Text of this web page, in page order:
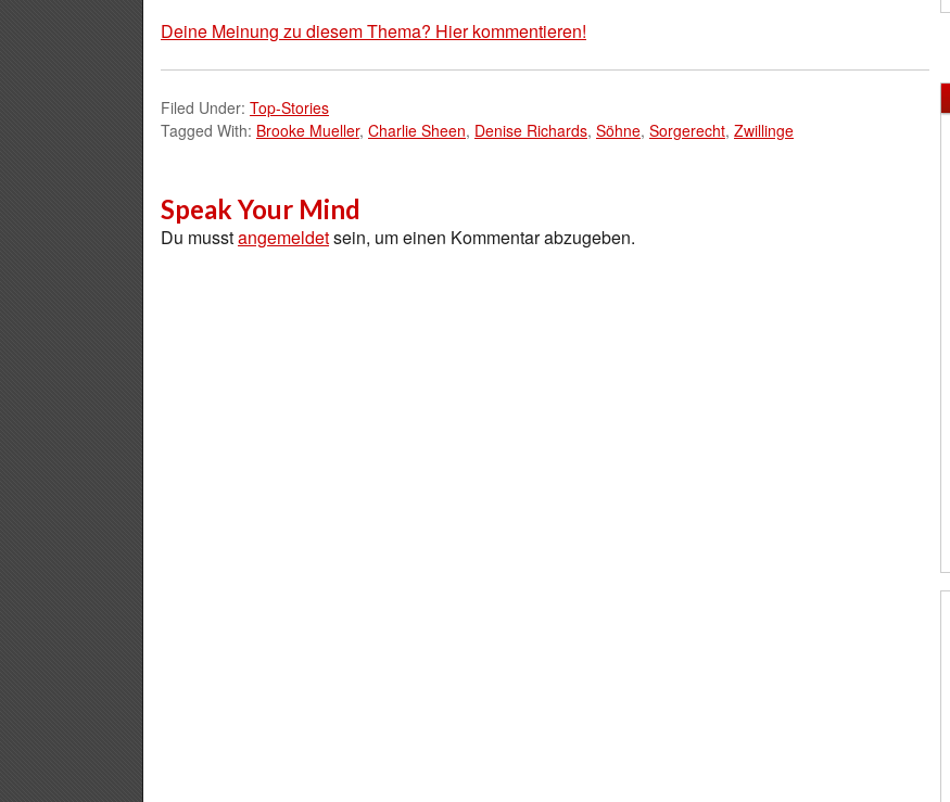
Deine Meinung zu diesem Thema? Hier kommentieren!
Filed Under: Top-Stories
Tagged With: Brooke Mueller, Charlie Sheen, Denise Richards, Söhne, Sorgerecht, Zwillinge
Speak Your Mind
Du musstangemeldetsein, um einen Kommentar abzugeben.